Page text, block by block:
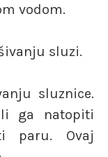
vodom.
sluzi.
sluznice.
ga natopiti
paru. Ovaj